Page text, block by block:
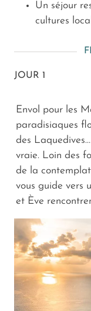
Un séjour
cultures
JOUR 1
Envol pour les
paradisiaques
des
vraie. Loin des
de la
vous guide vers
et Ève